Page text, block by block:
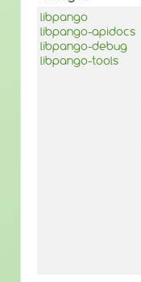
libpango
libpango-apidocs
libpango-debug
libpango-tools